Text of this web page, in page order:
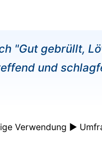
"Gut gebrüllt,
und
Verwendung ►